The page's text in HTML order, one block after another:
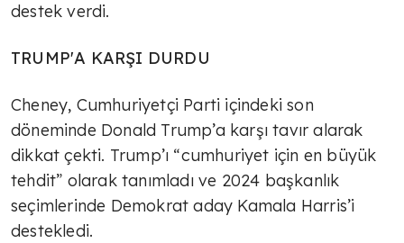
destek verdi.
TRUMP'A KARŞI DURDU
Cheney, Cumhuriyetçi Parti içindeki son
döneminde Donald Trump’a karşı tavır alarak
dikkat çekti. Trump’ı “cumhuriyet için en büyük
tehdit” olarak tanımladı ve 2024 başkanlık
seçimlerinde Demokrat aday Kamala Harris’i
destekledi.